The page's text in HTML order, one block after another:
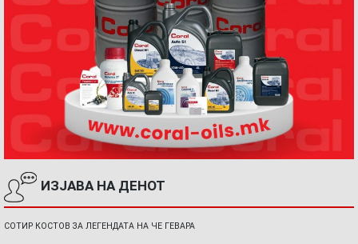
ИЗЈАВА НА ДЕНОТ
СОТИР КОСТОВ ЗА ЛЕГЕНДАТА НА ЧЕ ГЕВАРА